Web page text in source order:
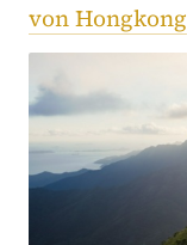
von Hongkong